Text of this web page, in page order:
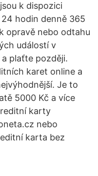
k dispozici
hodin denně 365
opravě nebo odtahu
událostí v
plaťte později.
karet online a
Je to
5000 Kč a více
karty
nebo
karta bez